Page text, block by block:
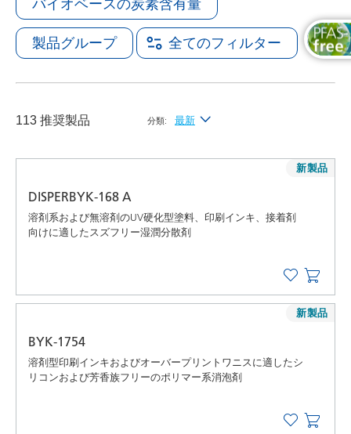
バイオベースの炭素含有量
製品グループ 全てのフィルター
113 推奨製品 分類: 最新
アルファベット昇順（A-Z）
DISPERBYK-168 A
溶剤系および無溶剤のUV硬化型塗料、印刷インキ、接着剤
向けに適したスズフリー湿潤分散剤
新製品
BYK-1754
溶剤型印刷インキおよびオーバープリントワニスに適したシ
リコンおよび芳香族フリーのポリマー系消泡剤
新製品